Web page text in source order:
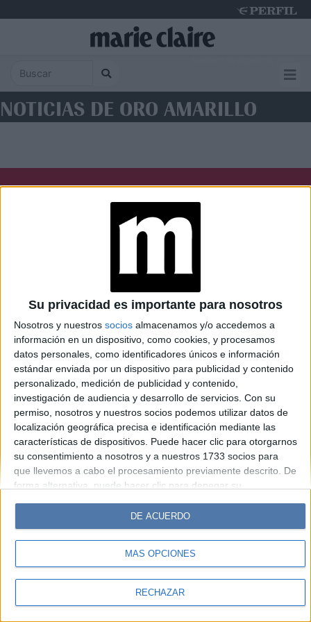
Su privacidad es importante para nosotros
Nosotros y nuestros socios almacenamos y/o accedemos a
información en un dispositivo, como cookies, y procesamos
datos personales, como identificadores únicos e información
estándar enviada por un dispositivo para publicidad y contenido
personalizado, medición de publicidad y contenido,
investigación de audiencia y desarrollo de servicios. Con su
permiso, nosotros y nuestros socios podemos utilizar datos de
localización geográfica precisa e identificación mediante las
características de dispositivos. Puede hacer clic para otorgarnos
su consentimiento a nosotros y a nuestros 1733 socios para
que llevemos a cabo el procesamiento previamente descrito. De
forma alternativa, puede hacer clic para denegar su
cambiar sus preferencias antes de otorgar su consentimiento.
Tenga en cuenta que algún procesamiento de sus datos
personales puede no requerir de su consentimiento, pero usted
tiene el derecho de rechazar tal procesamiento. Sus
sus preferencias o retirar su consentimiento en cualquier
MÁS OPCIONES
RECHAZAR
DE ACUERDO
NOTICIAS DE ORO AMARILLO
Caras Noticias
Weekend Parabrisas
Look
Luz Mía Lunateen Break BATimes
© Perfil.com 2006-2019 - Todos los derechos reservados
Registro de Propiedad Intelectual: Nro. 5346433